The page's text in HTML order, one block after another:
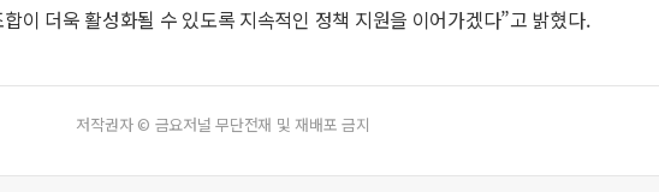
이 더욱 활성화될 수 있도록 지속적인 정책 지원을 이어가겠다”고 밝혔다.
저작권자 © 금요저널 무단전재 및 재배포 금지